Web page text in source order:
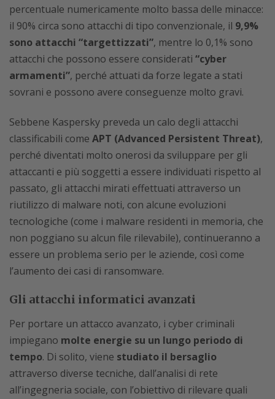
percentuale numericamente molto bassa delle minacce:
il 90% circa sono attacchi di tipo convenzionale, il 9,9%
sono attacchi “targettizzati”, mentre lo 0,1% sono
attacchi che possono essere considerati “cyber
armamenti”, perché attuati da forze legate a stati
sovrani e possono avere conseguenze molto gravi.
Sebbene Kaspersky preveda un calo degli attacchi
classificabili come APT (Advanced Persistent Threat),
perché diventati molto onerosi da sviluppare per gli
attaccanti e più soggetti a essere individuati rispetto al
passato, gli attacchi mirati effettuati attraverso un
riutilizzo di malware noti, con alcune evoluzioni
tecnologiche (come i malware residenti in memoria, che
non poggiano su alcun file rilevabile), continueranno a
essere un problema serio per le aziende, così come
l’aumento dei casi di ransomware.
Gli attacchi informatici avanzati
Per portare un attacco avanzato, i cyber criminali
impiegano molte energie su un lungo periodo di
tempo. Di solito, viene studiato il bersaglio
attraverso diverse tecniche, dall’analisi di rete
all’ingegneria sociale, con l’obiettivo di rilevare quali